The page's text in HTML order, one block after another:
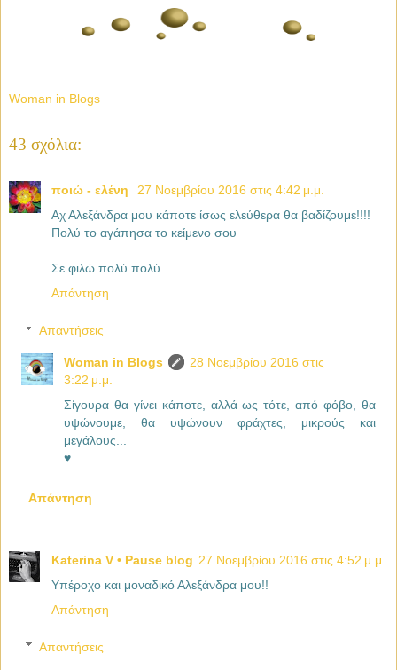
Woman in Blogs
43 σχόλια:
ποιώ - ελένη
27 Νοεμβρίου 2016 στις 4:42 μ.μ.
Αχ Αλεξάνδρα μου κάποτε ίσως ελεύθερα θα βαδίζουμε!!!!
Πολύ το αγάπησα το κείμενο σου
Σε φιλώ πολύ πολύ
Απάντηση
Απαντήσεις
Woman in Blogs
28 Νοεμβρίου 2016 στις
3:22 μ.μ.
Σίγουρα θα γίνει κάποτε, αλλά ως τότε, από φόβο, θα
υψώνουμε, θα υψώνουν φράχτες, μικρούς και
μεγάλους...
♥
Απάντηση
Katerina V • Pause blog 27 Νοεμβρίου 2016 στις 4:52 μ.μ.
Υπέροχο και μοναδικό Αλεξάνδρα μου!!
Απάντηση
Απαντήσεις